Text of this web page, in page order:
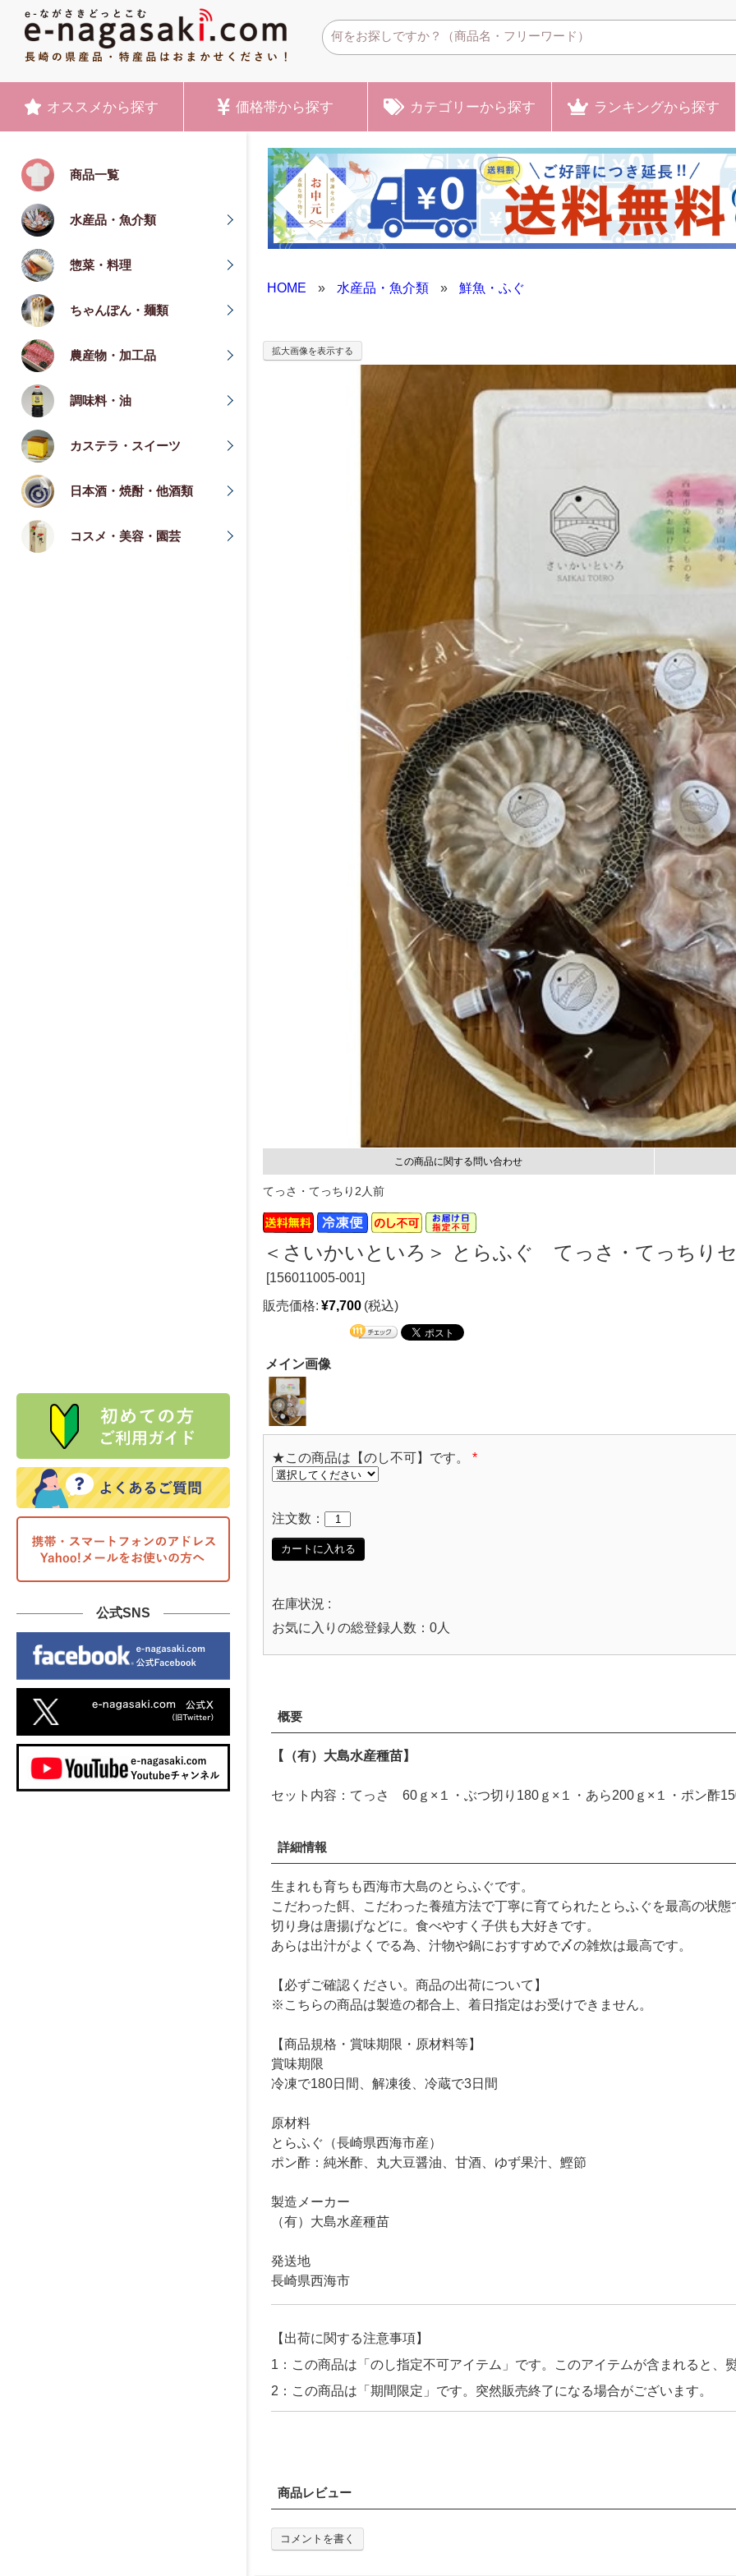
オススメ から探す 価格帯から探す カテゴリーから探す ランキングから探す
商品一覧
水産品・魚介類
惣菜・料理
ちゃんぽん・麺類
農産物・加工品
調味料・油
カステラ・スイーツ
日本酒・焼酎・他酒類
コスメ・美容・園芸
公式SNS
HOME » 水産品・魚介類 » 鮮魚・ふぐ
拡大画像を表示する
この商品に関する問い合わせ
てっさ・てっちり2人前
＜さいかいといろ＞ とらふぐ てっさ・てっちり
[156011005-001]
販売価格: ¥7,700 (税込)
メイン画像
★この商品は【のし不可】です。 *
注文数：
カートに入れる
在庫状況 :
お気に入りの総登録人数：0人
概要
【（有）大島水産種苗】
セット内容：てっさ 60ｇ×１・ぶつ切り180ｇ×１・あら200ｇ×１・ポン酢
詳細情報
生まれも育ちも西海市大島のとらふぐです。
こだわった餌、こだわった養殖方法で丁寧に育てられたとらふぐを最高の状
切り身は唐揚げなどに。食べやすく子供も大好きです。
あらは出汁がよくでる為、汁物や鍋におすすめで〆の雑炊は最高です。
【必ずご確認ください。商品の出荷について】
※こちらの商品は製造の都合上、着日指定はお受けできません。
【商品規格・賞味期限・原材料等】
賞味期限
冷凍で180日間、解凍後、冷蔵で3日間
原材料
とらふぐ（長崎県西海市産）
ポン酢：純米酢、丸大豆醤油、甘酒、ゆず果汁、鰹節
製造メーカー
（有）大島水産種苗
発送地
長崎県西海市
【出荷に関する注意事項】
1：この商品は「のし指定不可アイテム」です。このアイテムが含まれると、
2：この商品は「期間限定」です。突然販売終了になる場合がございます。
商品レビュー
コメントを書く